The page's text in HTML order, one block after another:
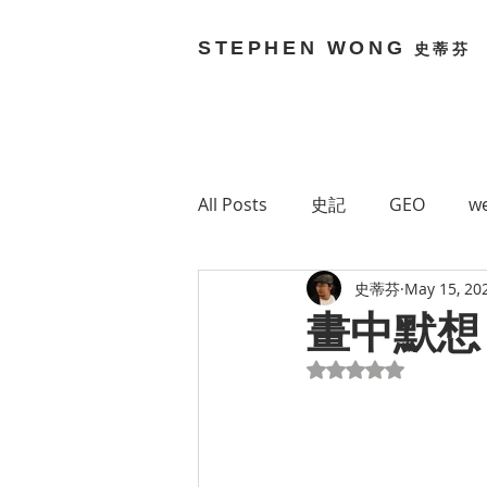
STEPHEN WONG 史蒂芬
All Posts 史記 GEO
Brain Bouncy Stephen
Technology 網絡媒體
畫中默
史蒂芬 May 15,
Rated NaN out of 5